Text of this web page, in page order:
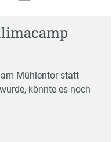
Mühlentor statt
könnte es noch